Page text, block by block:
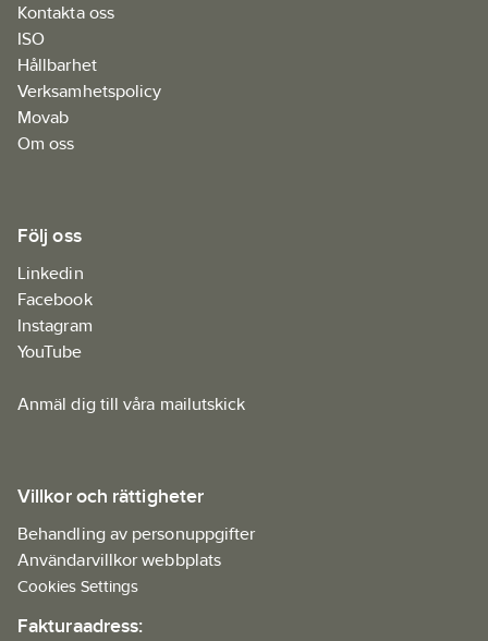
Kontakta oss
ISO
Hållbarhet
Verksamhetspolicy
Movab
Om oss
Följ oss
Linkedin
Facebook
Instagram
YouTube
Anmäl dig till våra mailutskick
Villkor och rättigheter
Behandling av personuppgifter
Användarvillkor webbplats
Cookies Settings
Fakturaadress: